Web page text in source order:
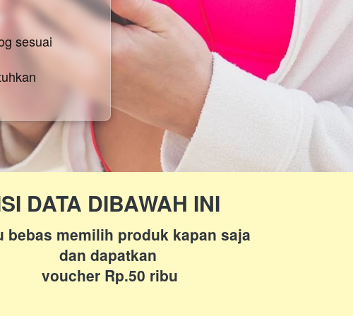
sesuai
DATA DIBAWAH INI
bebas memilih produk kapan saja
dan dapatkan
voucher Rp.50 ribu